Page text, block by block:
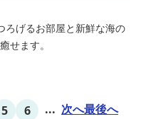
ろげるお部屋と新鮮な海の
せます。
5 6 ... 次へ最後へ